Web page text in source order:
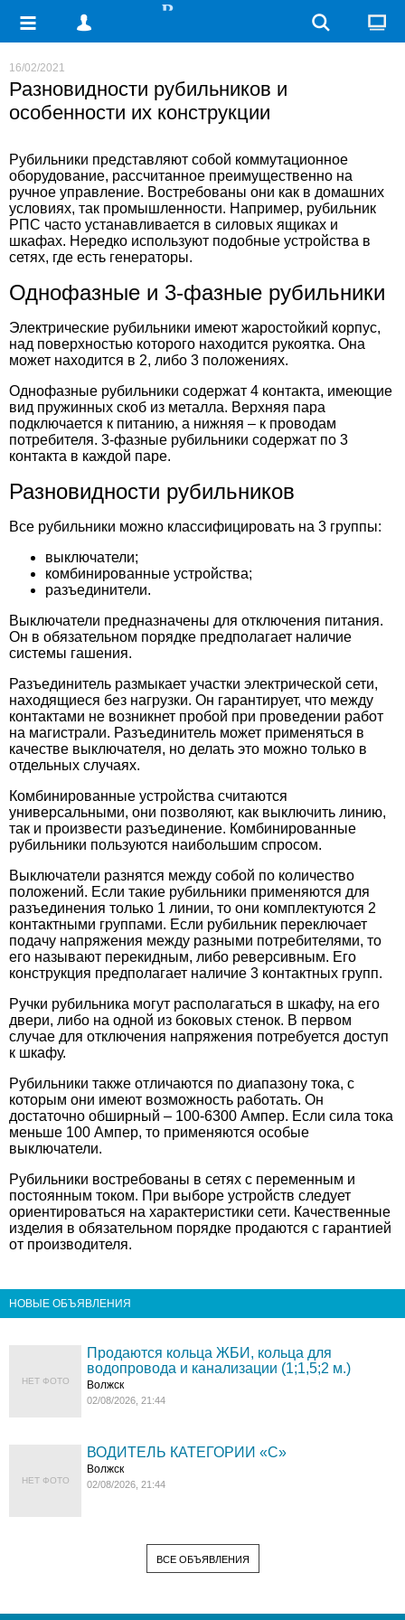
16/02/2021
Разновидности рубильников и
особенности их конструкции
Рубильники представляют собой коммутационное
оборудование, рассчитанное преимущественно на
ручное управление. Востребованы они как в домашних
условиях, так промышленности. Например, рубильник
РПС часто устанавливается в силовых ящиках и
шкафах. Нередко используют подобные устройства в
сетях, где есть генераторы.
Однофазные и 3-фазные рубильники
Электрические рубильники имеют жаростойкий корпус,
над поверхностью которого находится рукоятка. Она
может находится в 2, либо 3 положениях.
Однофазные рубильники содержат 4 контакта, имеющие
вид пружинных скоб из металла. Верхняя пара
подключается к питанию, а нижняя – к проводам
потребителя. 3-фазные рубильники содержат по 3
контакта в каждой паре.
Разновидности рубильников
Все рубильники можно классифицировать на 3 группы:
выключатели;
комбинированные устройства;
разъединители.
Выключатели предназначены для отключения питания.
Он в обязательном порядке предполагает наличие
системы гашения.
Разъединитель размыкает участки электрической сети,
находящиеся без нагрузки. Он гарантирует, что между
контактами не возникнет пробой при проведении работ
на магистрали. Разъединитель может применяться в
качестве выключателя, но делать это можно только в
отдельных случаях.
Комбинированные устройства считаются
универсальными, они позволяют, как выключить линию,
так и произвести разъединение. Комбинированные
рубильники пользуются наибольшим спросом.
Выключатели разнятся между собой по количество
положений. Если такие рубильники применяются для
разъединения только 1 линии, то они комплектуются 2
контактными группами. Если рубильник переключает
подачу напряжения между разными потребителями, то
его называют перекидным, либо реверсивным. Его
конструкция предполагает наличие 3 контактных групп.
Ручки рубильника могут располагаться в шкафу, на его
двери, либо на одной из боковых стенок. В первом
случае для отключения напряжения потребуется доступ
к шкафу.
Рубильники также отличаются по диапазону тока, с
которым они имеют возможность работать. Он
достаточно обширный – 100-6300 Ампер. Если сила тока
меньше 100 Ампер, то применяются особые
выключатели.
Рубильники востребованы в сетях с переменным и
постоянным током. При выборе устройств следует
ориентироваться на характеристики сети. Качественные
изделия в обязательном порядке продаются с гарантией
от производителя.
НОВЫЕ ОБЪЯВЛЕНИЯ
НЕТ ФОТО
Продаются кольца ЖБИ, кольца для
водопровода и канализации (1;1,5;2 м.)
Волжск
02/08/2026, 21:44
НЕТ ФОТО
ВОДИТЕЛЬ КАТЕГОРИИ «C»
Волжск
02/08/2026, 21:44
ВСЕ ОБЪЯВЛЕНИЯ